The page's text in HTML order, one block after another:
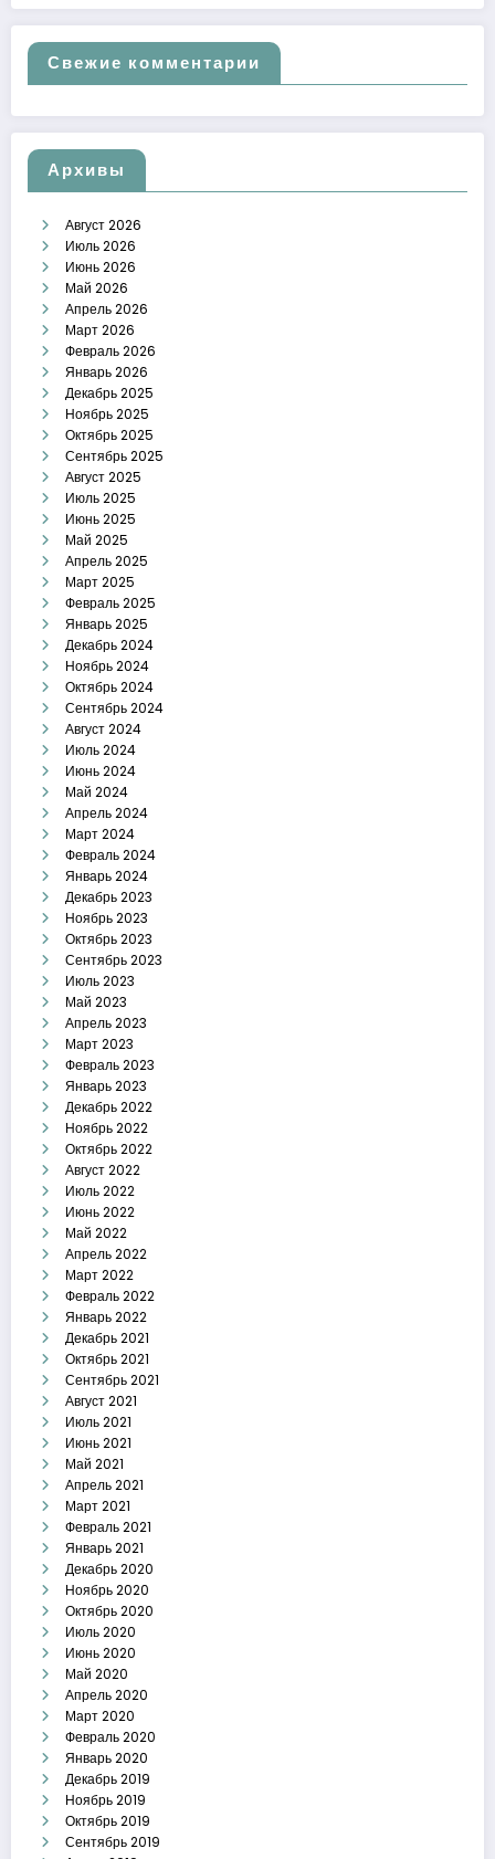
Свежие комментарии
Архивы
Август 2026
Июль 2026
Июнь 2026
Май 2026
Апрель 2026
Март 2026
Февраль 2026
Январь 2026
Декабрь 2025
Ноябрь 2025
Октябрь 2025
Сентябрь 2025
Август 2025
Июль 2025
Июнь 2025
Май 2025
Апрель 2025
Март 2025
Февраль 2025
Январь 2025
Декабрь 2024
Ноябрь 2024
Октябрь 2024
Сентябрь 2024
Август 2024
Июль 2024
Июнь 2024
Май 2024
Апрель 2024
Март 2024
Февраль 2024
Январь 2024
Декабрь 2023
Ноябрь 2023
Октябрь 2023
Сентябрь 2023
Июль 2023
Май 2023
Апрель 2023
Март 2023
Февраль 2023
Январь 2023
Декабрь 2022
Ноябрь 2022
Октябрь 2022
Август 2022
Июль 2022
Июнь 2022
Май 2022
Апрель 2022
Март 2022
Февраль 2022
Январь 2022
Декабрь 2021
Октябрь 2021
Сентябрь 2021
Август 2021
Июль 2021
Июнь 2021
Май 2021
Апрель 2021
Март 2021
Февраль 2021
Январь 2021
Декабрь 2020
Ноябрь 2020
Октябрь 2020
Июль 2020
Июнь 2020
Май 2020
Апрель 2020
Март 2020
Февраль 2020
Январь 2020
Декабрь 2019
Ноябрь 2019
Октябрь 2019
Сентябрь 2019